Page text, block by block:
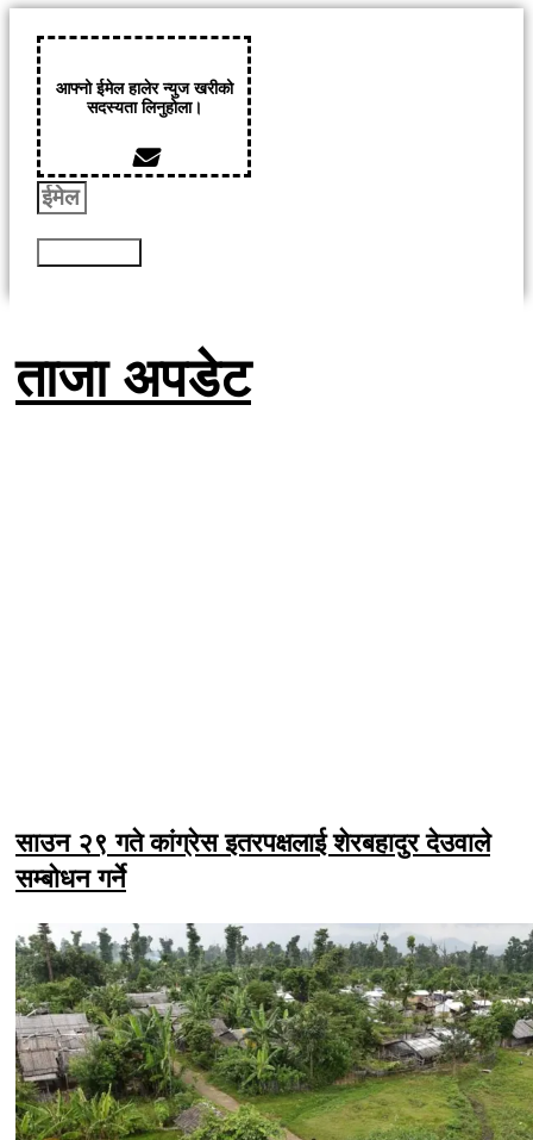
आफ्नो ईमेल हालेर न्युज खरीको
सदस्यता लिनुहोला।
ताजा अपडेट
साउन २९ गते कांग्रेस इतरपक्षलाई शेरबहादुर देउवाले
सम्बोधन गर्ने